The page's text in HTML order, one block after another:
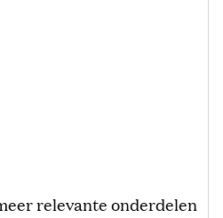
relevante onderdelen